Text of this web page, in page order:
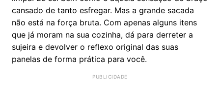
cansado de tanto esfregar. Mas a grande sacada
não está na força bruta. Com apenas alguns itens
que já moram na sua cozinha, dá para derreter a
sujeira e devolver o reflexo original das suas
panelas de forma prática para você.